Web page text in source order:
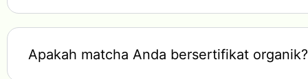
Apakah matcha Anda bersertifikat organik?